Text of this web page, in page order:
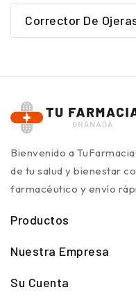
Corrector De
Bienvenido a
de tu salud y bienestar
farmacéutico y envío
Productos
Nuestra Empresa
Su Cuenta